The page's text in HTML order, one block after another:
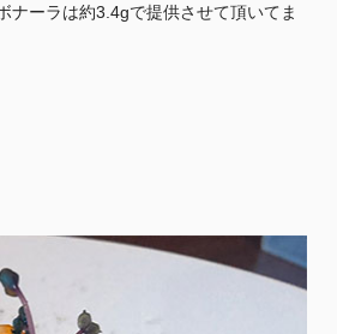
ナーラは約3.4gで提供させて頂いてま